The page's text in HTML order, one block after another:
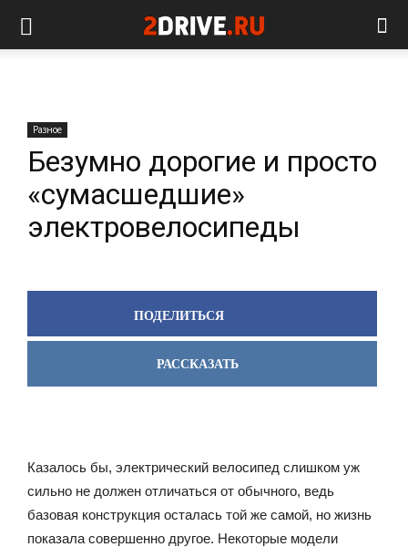
Разное
Безумно дорогие и просто
«сумасшедшие»
электровелосипеды
ПОДЕЛИТЬСЯ
РАССКАЗАТЬ
Казалось бы, электрический велосипед слишком уж
сильно не должен отличаться от обычного, ведь
базовая конструкция осталась той же самой, но жизнь
показала совершенно другое. Некоторые модели